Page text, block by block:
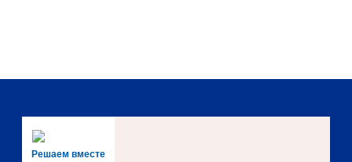
Решаем вместе